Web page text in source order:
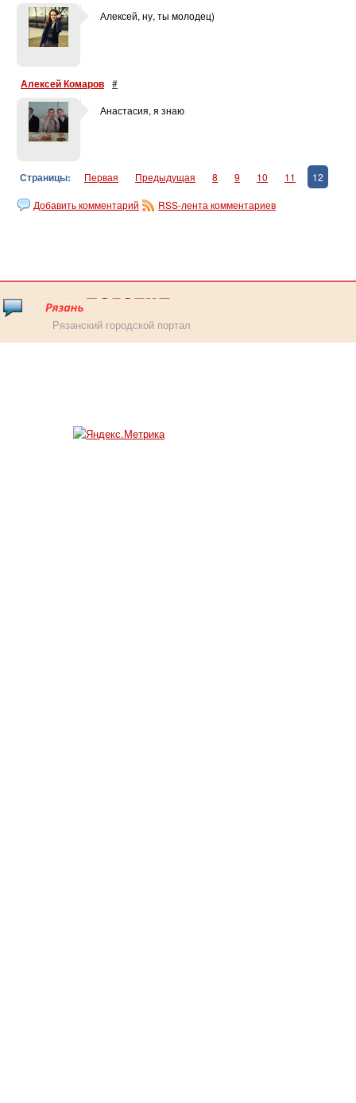
Алексей, ну, ты молодец)
Алексей Комаров #
Анастасия, я знаю
Страницы: Первая Предыдущая 8 9 10 11 12
Добавить комментарий RSS-лента комментариев
Рязанский городской портал